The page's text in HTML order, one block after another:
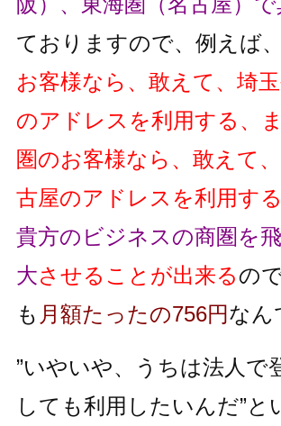
ておりますので、例えば、
お客様なら、敢えて、埼
のアドレスを利用する、
圏のお客様なら、敢えて
古屋のアドレスを利用する
貴方のビジネスの商圏を
大させることが出来るの
も 月額たったの756円なん
”いやいや、うちは法人で
しても利用したいんだ”と